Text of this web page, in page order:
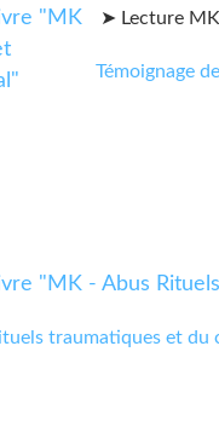
➤ Lecture
Témoignage
traumatiques et du